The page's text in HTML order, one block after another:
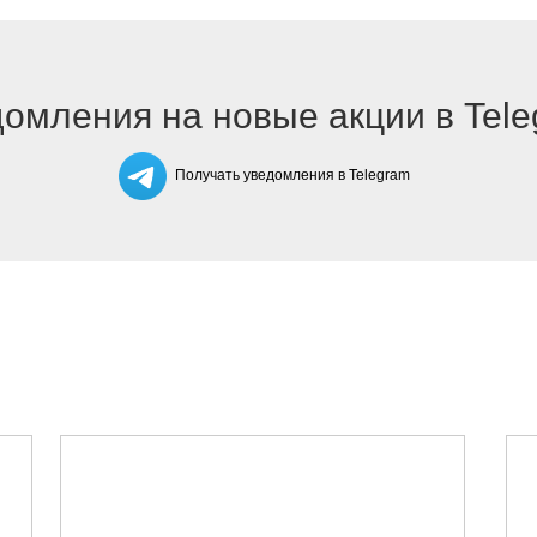
на новые акции в
Получать уведомления в Telegram